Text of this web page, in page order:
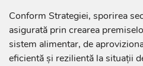
Conform Strategiei, sporirea
asigurată prin crearea
sistem alimentar, de
eficientă și rezilientă la situații